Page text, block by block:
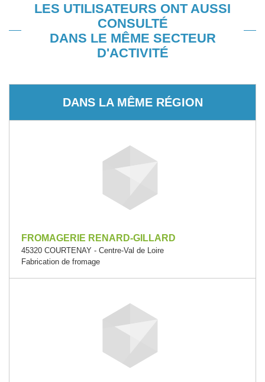
LES UTILISATEURS ONT AUSSI
CONSULTÉ
DANS LE MÊME SECTEUR
D'ACTIVITÉ
DANS LA MÊME RÉGION
FROMAGERIE RENARD-GILLARD
45320 COURTENAY - Centre-Val de Loire
Fabrication de fromage